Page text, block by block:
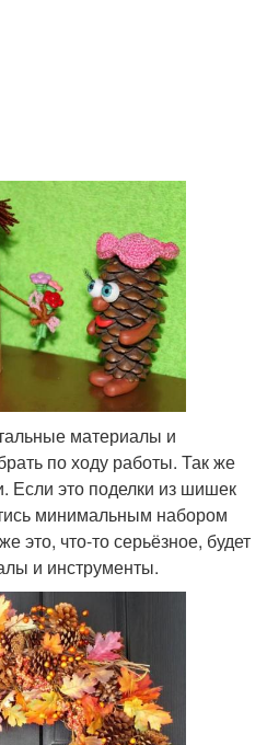
материалы и
по ходу работы. Так же
Если это поделки из шишек
минимальным набором
это, что-то серьёзное, будет
и инструменты.